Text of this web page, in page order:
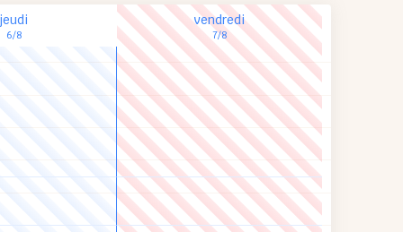
jeudi
6/8
vendredi
7/8